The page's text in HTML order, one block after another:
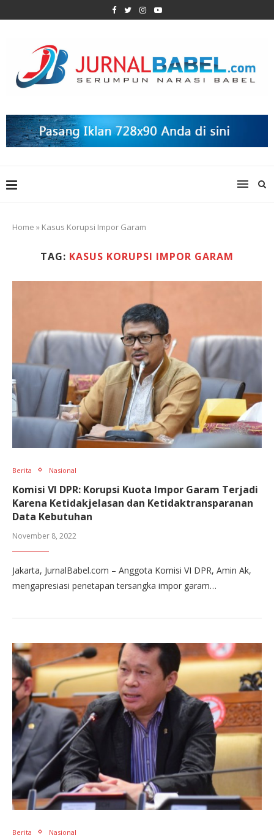
Home » Kasus Korupsi Impor Garam
TAG: KASUS KORUPSI IMPOR GARAM
Berita Nasional
Komisi VI DPR: Korupsi Kuota Impor Garam Terjadi
Karena Ketidakjelasan dan Ketidaktransparanan
Data Kebutuhan
November 8, 2022
Jakarta, JurnalBabel.com – Anggota Komisi VI DPR, Amin Ak,
mengapresiasi penetapan tersangka impor garam…
Berita Nasional